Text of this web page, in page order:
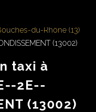
du-Rhône (13)
(13002)
taxi à
2E--
(13002)